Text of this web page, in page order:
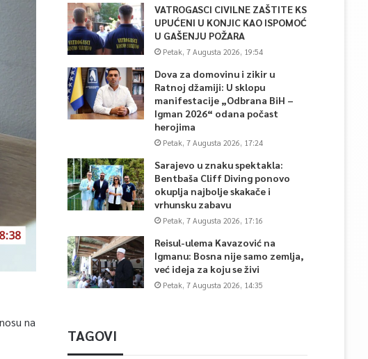
na
VATROGASCI CIVILNE ZAŠTITE KS
UPUĆENI U KONJIC KAO ISPOMOĆ
U GAŠENJU POŽARA
Petak, 7 Augusta 2026, 19:54
Dova za domovinu i zikir u
Ratnoj džamiji: U sklopu
manifestacije „Odbrana BiH –
Igman 2026“ odana počast
herojima
Petak, 7 Augusta 2026, 17:24
Sarajevo u znaku spektakla:
Bentbaša Cliff Diving ponovo
okuplja najbolje skakače i
vrhunsku zabavu
Petak, 7 Augusta 2026, 17:16
Reisul-ulema Kavazović na
Igmanu: Bosna nije samo zemlja,
već ideja za koju se živi
Petak, 7 Augusta 2026, 14:35
TAGOVI